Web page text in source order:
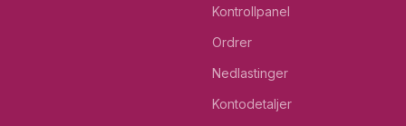
Kontrollpanel
Ordrer
Nedlastinger
Kontodetaljer